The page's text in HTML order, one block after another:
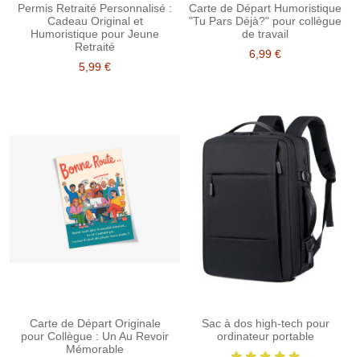
Permis Retraité Personnalisé :
Cadeau Original et
Humoristique pour Jeune
Retraité
5,99 €
Carte de Départ Humoristique
"Tu Pars Déjà?" pour collègue
de travail
6,99 €
Carte de Départ Originale
pour Collègue : Un Au Revoir
Mémorable
Sac à dos high-tech pour
ordinateur portable